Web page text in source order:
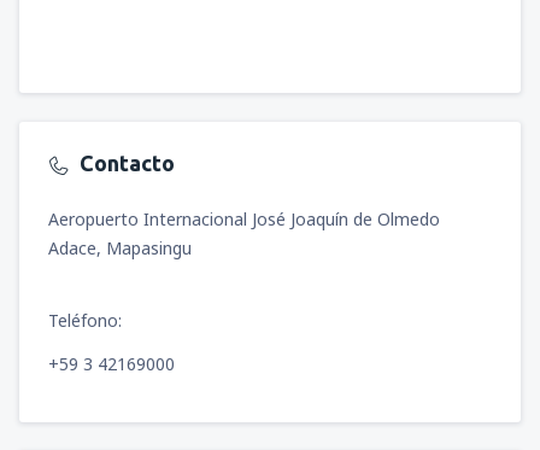
Contacto
Aeropuerto Internacional José Joaquín de Olmedo
Adace, Mapasingu
Teléfono:
+59 3 42169000